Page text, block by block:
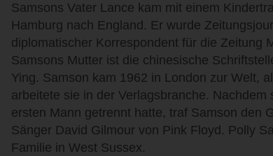
Samsons Vater Lance kam mit einem
Hamburg nach England. Er wurde
diplomatischer Korrespondent für die Zeitung
Samsons Mutter ist die chinesische
Ying. Samson kam 1962 in London zur Welt,
arbeitete sie in der Verlagsbranche. Nachdem
ersten Mann getrennt hatte, traf Samson den
Sänger David Gilmour von Pink Floyd. Polly
Familie in West Sussex.